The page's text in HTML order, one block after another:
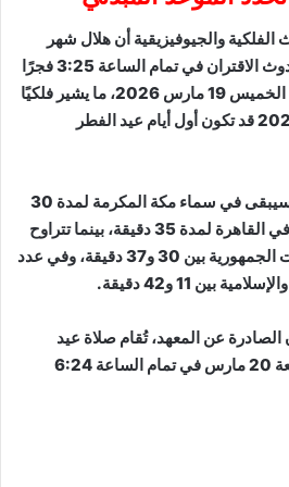
والجيوفيزيقية أن هلال شهر
شوال سيولد مباشرة بعد حدوث الاقتران في تمام الساعة 3:25 فجرًا
بتوقيت القاهرة المحلي يوم الخميس 19 مارس 2026، ما يشير فلكيًا
إلى أن الجمعة 20 مارس 2026 قد تكون أول أيام عيد الفطر
وأشار إلى أن الهلال الجديد سيبقى في سماء مكة المكرمة لمدة 30
دقيقة بعد غروب الشمس، وفي القاهرة لمدة 35 دقيقة، بينما تتراوح
مدة بقائه في باقي محافظات الجمهورية بين 30 و37 دقيقة، وفي عدد
بين 11 و42 دقيقة.
عن المعهد، تُقام صلاة عيد
الفطر في القاهرة يوم الجمعة 20 مارس في تمام الساعة 6:24